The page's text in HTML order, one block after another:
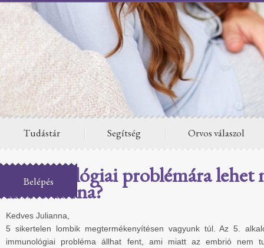
Tudástár Segítség Orvos válaszol
Belépés
Immunológiai problémára lehet
Aviva torna?
Kedves Julianna,
5 sikertelen lombik megtermékenyítésen vagyunk túl. Az 5.
immunológiai probléma állhat fent, ami miatt az embrió nem